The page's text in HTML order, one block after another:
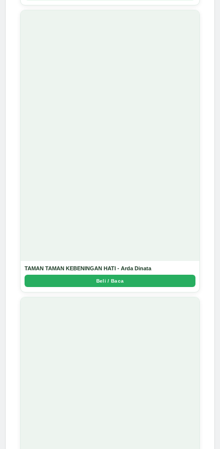
TAMAN TAMAN KEBENINGAN HATI - Arda Dinata
Beli / Baca